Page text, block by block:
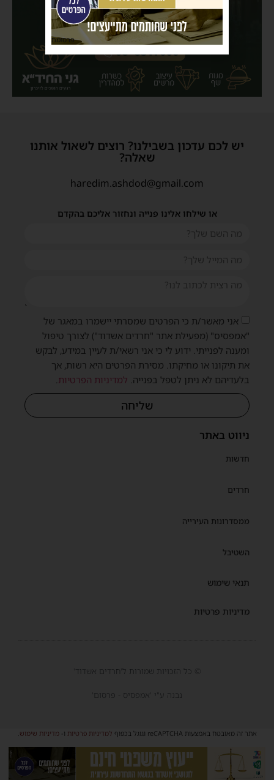
ניווט באתר
חדשות
חרדים
ממסדרונות העירייה
השטיבל
תנאי שימוש
מדיניות פרטיות
יש לכם עדכון בשבילנו? רוצים לשאול אותנו
שאלה?
haredim.ashdod@gmail.com
או שילחו אלינו פנייה ונחזור אליכם בהקדם
אני מאשר/ת כי הפרטים שמסרתי יישמרו במאגר של
"אמפסיס" (מפעילת אתר "חרדים אשדוד") לצורך טיפול
ומענה לפנייתי. ידוע לי כי אני רשאי/ת לעיין במידע, לבקש
את תיקונו או מחיקתו. מסירת הפרטים היא רשות, אך
בלעדיהם לא ניתן לטפל בפנייה. למדיניות הפרטיות.
שליחה
© כל הזכויות שמורות ל'חרדים אשדוד'
נבנה ע"י 'אמפסיס - פרסום'
אתר זה מאובטח באמצעות reCAPTCHA וגוגל בכפוף למדיניות פרטיות ו-מדיניות שימוש.
פרסומת